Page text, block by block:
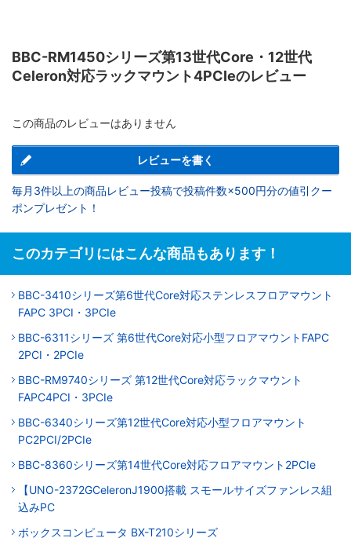
BBC-RM1450シリーズ第13世代Core・12世代
Celeron対応ラックマウント4PCIeのレビュー
この商品のレビューはありません
レビューを書く
毎月3件以上の商品レビュー投稿で投稿件数×500円分の値引クー
ポンプレゼント！
このカテゴリにはこんな商品もあります！
BBC-3410シリーズ第6世代Core対応ステンレスフロアマウント
FAPC 3PCI・3PCIe
BBC-6311シリーズ 第6世代Core対応小型フロアマウントFAPC
2PCI・2PCIe
BBC-RM9740シリーズ 第12世代Core対応ラックマウント
FAPC4PCI・3PCIe
BBC-6340シリーズ第12世代Core対応小型フロアマウント
PC2PCI/2PCIe
BBC-8360シリーズ第14世代Core対応フロアマウント2PCIe
【UNO-2372GCeleronJ1900搭載 スモールサイズファンレス組
込みPC
ボックスコンピュータ BX-T210シリーズ